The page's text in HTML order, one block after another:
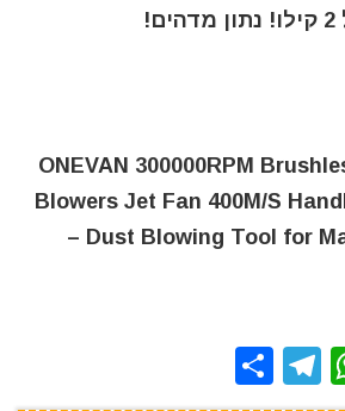
ONEVAN 300000RPM
Blowers Jet Fan 400M/S
Dust Blowing Tool for
W
T